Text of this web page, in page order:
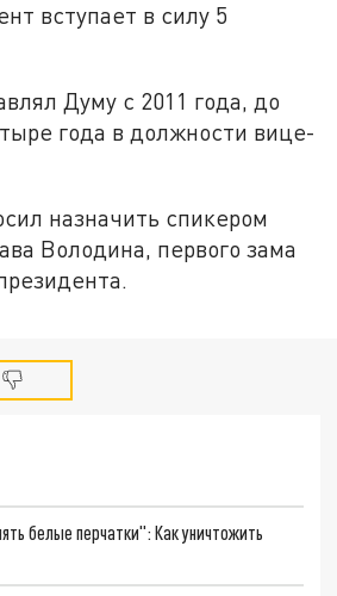
вступает в силу 5
Думу с 2011 года, до
года в должности вице-
назначить спикером
Володина, первого зама
белые перчатки": Как уничтожить